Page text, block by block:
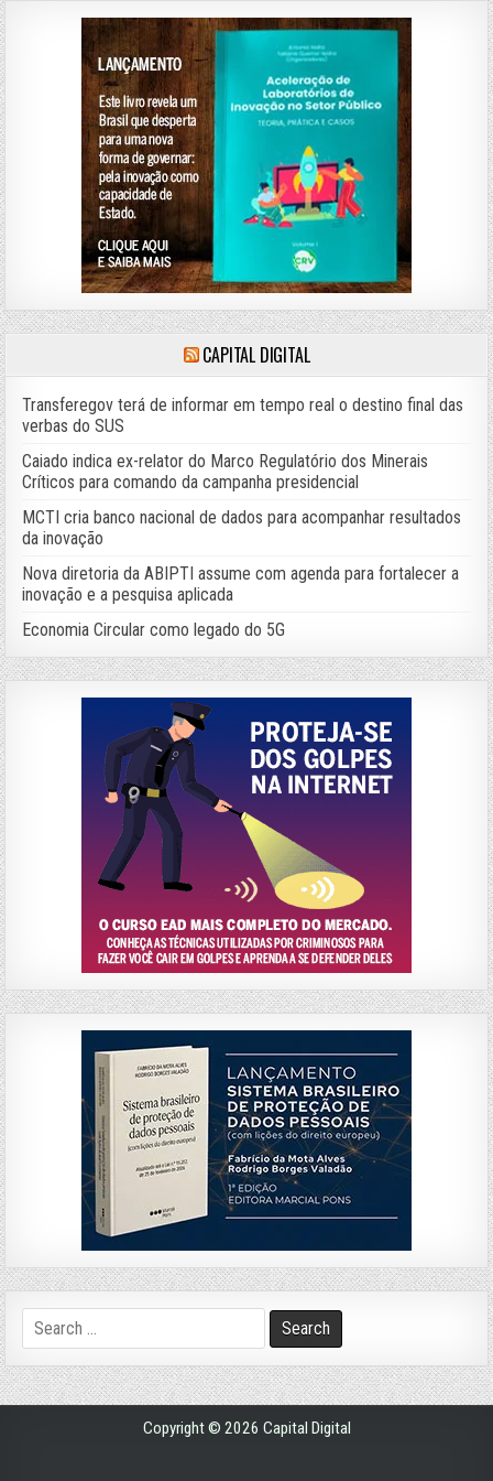
CAPITAL DIGITAL
Transferegov terá de informar em tempo real o destino final das
verbas do SUS
Caiado indica ex-relator do Marco Regulatório dos Minerais
Críticos para comando da campanha presidencial
MCTI cria banco nacional de dados para acompanhar resultados
da inovação
Nova diretoria da ABIPTI assume com agenda para fortalecer a
inovação e a pesquisa aplicada
Economia Circular como legado do 5G
Search
for:
Copyright © 2026 Capital Digital